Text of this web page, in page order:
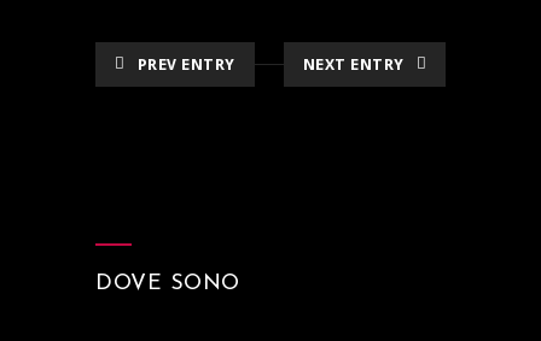
PREV ENTRY NEXT ENTRY
DOVE SONO